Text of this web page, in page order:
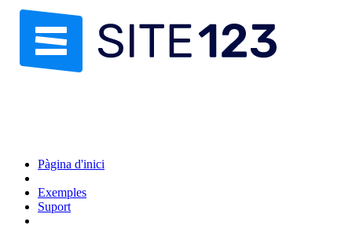
Pàgina d'inici
Exemples
Suport